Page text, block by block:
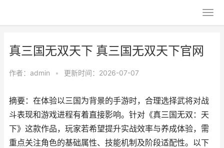
真三国无双天下 真三国无双天下官网
作者： admin • 更新时间：2026-07-07
摘要：在体验以三国为背景的手游时，合理选择武将对战
斗表现和游戏进程有着直接影响。针对《真三国无双：天
下》这款作品，玩家若希望提升实战效率与养成体验，需
重点关注角色的基础属性、技能机制及阶段适配性。以下